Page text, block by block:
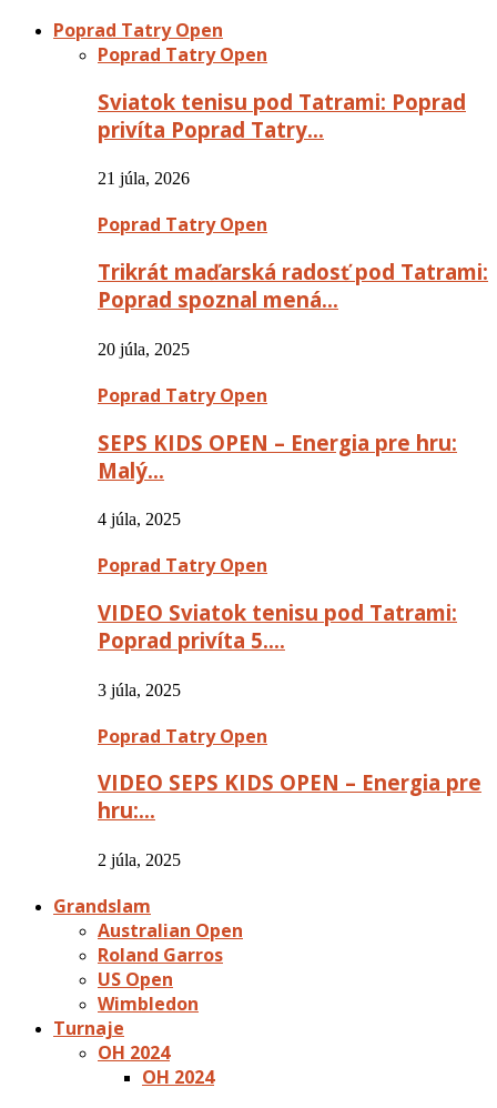
Poprad Tatry Open
Poprad Tatry Open
Sviatok tenisu pod Tatrami: Poprad
privíta Poprad Tatry…
21 júla, 2026
Poprad Tatry Open
Trikrát maďarská radosť pod Tatrami:
Poprad spoznal mená…
20 júla, 2025
Poprad Tatry Open
SEPS KIDS OPEN – Energia pre hru:
Malý…
4 júla, 2025
Poprad Tatry Open
VIDEO Sviatok tenisu pod Tatrami:
Poprad privíta 5….
3 júla, 2025
Poprad Tatry Open
VIDEO SEPS KIDS OPEN – Energia pre
hru:…
2 júla, 2025
Grandslam
Australian Open
Roland Garros
US Open
Wimbledon
Turnaje
OH 2024
OH 2024